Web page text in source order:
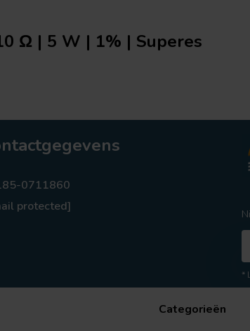
Ω | 5 W | 1% | Superes
0711860
protected]
*
Categorieën